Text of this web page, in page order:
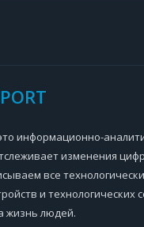
информационно-
изменения
все
и технологических
жизнь людей.